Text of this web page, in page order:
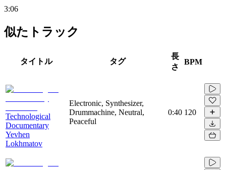
3:06
似たトラック
タイトル タグ
長
さ
BPM
Technological
Documentary
Yevhen
Lokhmatov
Electronic, Synthesizer,
Drummachine, Neutral,
Peaceful
0:40 120